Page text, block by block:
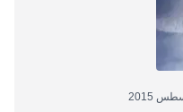
أو تؤدي وظيفتها الملقاة
من أهمية هذا الشعور